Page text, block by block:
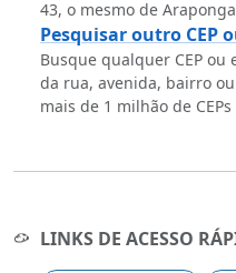
43, o mesmo de
Pesquisar outro CEP
Busque qualquer CEP
da rua, avenida, bairro
mais de 1 milhão de
LINKS DE ACESSO